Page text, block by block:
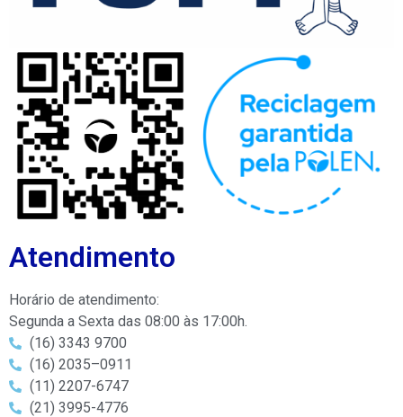
Atendimento
Horário de atendimento:
Segunda a Sexta das 08:00 às 17:00h.
(16) 3343 9700
(16) 2035–0911
(11) 2207-6747
(21) 3995-4776